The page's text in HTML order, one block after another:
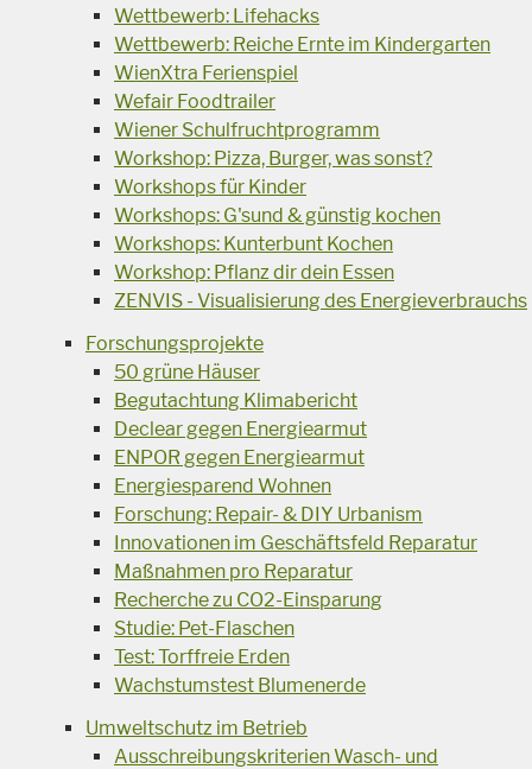
Wettbewerb: Lifehacks
Wettbewerb: Reiche Ernte im Kindergarten
WienXtra Ferienspiel
Wefair Foodtrailer
Wiener Schulfruchtprogramm
Workshop: Pizza, Burger, was sonst?
Workshops für Kinder
Workshops: G'sund & günstig kochen
Workshops: Kunterbunt Kochen
Workshop: Pflanz dir dein Essen
ZENVIS - Visualisierung des Energieverbrauchs
Forschungsprojekte
50 grüne Häuser
Begutachtung Klimabericht
Declear gegen Energiearmut
ENPOR gegen Energiearmut
Energiesparend Wohnen
Forschung: Repair- & DIY Urbanism
Innovationen im Geschäftsfeld Reparatur
Maßnahmen pro Reparatur
Recherche zu CO2-Einsparung
Studie: Pet-Flaschen
Test: Torffreie Erden
Wachstumstest Blumenerde
Umweltschutz im Betrieb
Ausschreibungskriterien Wasch- und